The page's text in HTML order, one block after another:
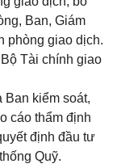
Ban, Giám
phòng giao dịch.
Tài chính giao
Ban kiểm soát,
cáo thẩm định
định đầu tư
Quỹ.